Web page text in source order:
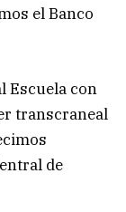
el Banco
Escuela con
transcraneal
de